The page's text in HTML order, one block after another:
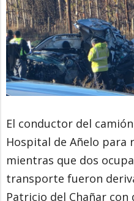
El conductor del
Hospital de Añelo para
mientras que dos
transporte fueron
Patricio del Chañar con